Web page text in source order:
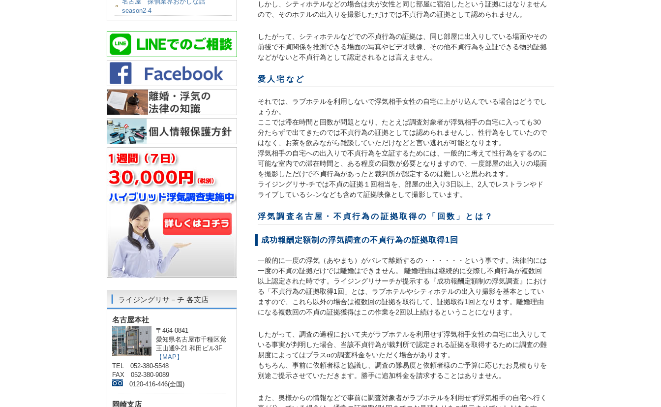
しかし、シティホテルなどの場合は夫が女性と同じ部屋に宿泊したという証拠にはなりません
ので、そのホテルの出入りを撮影しただけでは不貞行為の証拠として認められません。
したがって、シティホテルなどでの不貞行為の証拠は、同じ部屋に出入りしている場面やその
前後で不貞関係を推測できる場面の写真やビデオ映像、その他不貞行為を立証できる物的証拠
などがないと不貞行為として認定されるとは言えません。
愛人宅など
それでは、ラブホテルを利用しないで浮気相手女性の自宅に上がり込んでいる場合はどうでし
ょうか。
ここでは滞在時間と回数が問題となり、たとえば調査対象者が浮気相手の自宅に入っても30
分たらずで出てきたのでは不貞行為の証拠としては認められませんし、性行為をしていたので
はなく、お茶を飲みながら雑談していただけなどと言い逃れが可能となります。
浮気相手の自宅への出入りで不貞行為を立証するためには、一般的に考えて性行為をするのに
可能な室内での滞在時間と、ある程度の回数が必要となりますので、一度部屋の出入りの場面
を撮影しただけで不貞行為があったと裁判所が認定するのは難しいと思われます。
ライジングリサ-チでは不貞の証拠１回相当を、部屋の出入り3日以上、2人でレストランやド
ライブしているシ-ンなども含めて証拠映像として撮影しています。
浮気調査名古屋 ・不貞行為の証拠取得の「回数」とは？
成功報酬定額制 の浮気調査の不貞行為の証拠取得1回
一般的に一度の浮気（あやまち）がバレて離婚するの・・・・・・という事です。法律的には
一度の不貞の証拠だけでは離婚はできません。 離婚理由は継続的に交際し不貞行為が複数回
以上認定された時です。ライジングリサーチが提示する『成功報酬定額制の浮気調査』におけ
る「不貞行為の証拠取得1回」とは、ラブホテルやシティホテルの出入り撮影を基本としてい
ますので、これら以外の場合は複数回の証拠を取得して、証拠取得1回となります。離婚理由
になる複数回の不貞の証拠獲得はこの作業を2回以上続けるということになります。
したがって、調査の過程において夫がラブホテルを利用せず浮気相手女性の自宅に出入りして
いる事実が判明した場合、当該不貞行為が裁判所で認定される証拠を取得するために調査の難
易度によってはプラスαの調査料金をいただく場合があります。
もちろん、事前に依頼者様と協議し、調査の難易度と依頼者様のご予算に応じたお見積もりを
別途ご提示させていただきます。勝手に追加料金を請求することはありません。
また、奥様からの情報などで事前に調査対象者がラブホテルを利用せず浮気相手の自宅へ行く
season2-4
ライジングリサ－チ 各支店
名古屋本社
〒464-0841
愛知県名古屋市千種区覚
王山通9-21 和田ビル3F
【MAP】
TEL 052-380-5548
FAX 052-380-9089
0120-416-446(全国)
岡崎支店